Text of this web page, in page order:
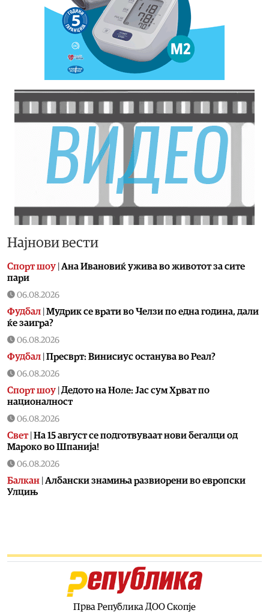
Најнови вести
Спорт шоу Aна Ивановиќ ужива во животот за сите
пари
06.08.2026
Фудбал Мудрик се врати во Челзи по една година, дали
ќе заигра?
06.08.2026
Фудбал Пресврт: Винисиус останува во Реал?
06.08.2026
Спорт шоу Дедото на Ноле: Јас сум Хрват по
националност
06.08.2026
Свет| На 15 август се подготвуваат нови бегалци од
Мароко во Шпанија!
06.08.2026
Балкан Албански знамиња развиорени во европски
Улцињ
06.08.2026
Помалку првачиња, помалку иднина:
Демографската криза веќе стигна до училишните
Прва Република ДОО Скопје